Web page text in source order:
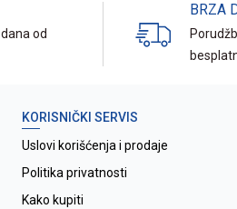
od
BRZA
KORISNIČKI SERVIS
Uslovi korišćenja i prodaje
Politika privatnosti
Kako kupiti